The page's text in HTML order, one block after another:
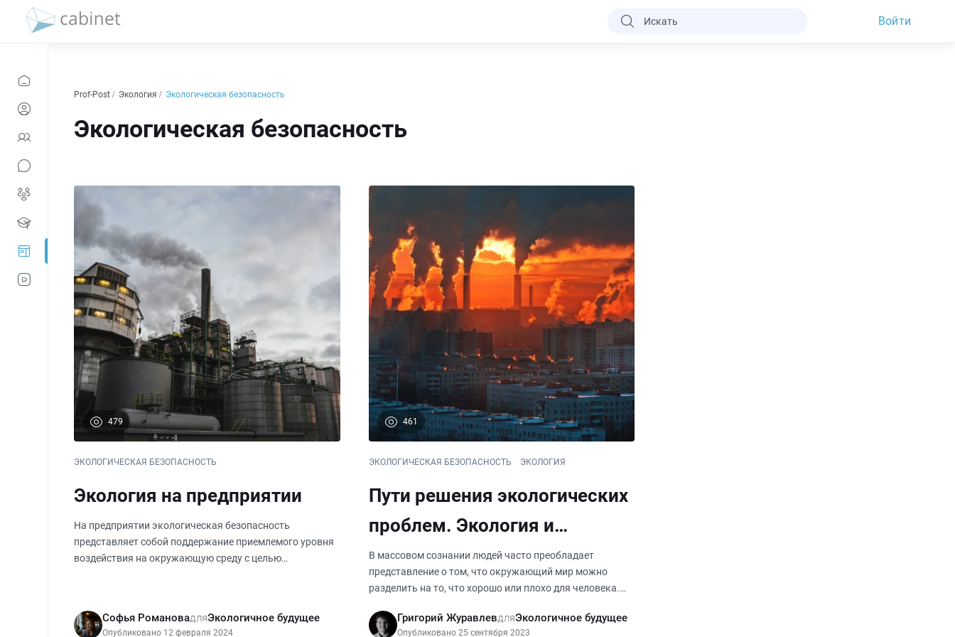
Войти
Prof-Post Экология Экологическая безопасность
Экологическая безопасность
479
ЭКОЛОГИЧЕСКАЯ БЕЗОПАСНОСТЬ
Экология на предприятии
На предприятии экологическая безопасность
представляет собой поддержание приемлемого уровня
воздействия на окружающую среду с целью
Софья РомановадляЭкологичное будущее
Опубликовано 12 февраля 2024
461
ЭКОЛОГИЧЕСКАЯ БЕЗОПАСНОСТЬ ЭКОЛОГИЯ
Пути решения экологических
проблем. Экология и
этология
В массовом сознании людей часто преобладает
представление о том, что окружающий мир можно
разделить на то, что хорошо или плохо для человека.
хорошее использовать в своих собственных интересах.
Григорий ЖуравлевдляЭкологичное будущее
Опубликовано 25 сентября 2023